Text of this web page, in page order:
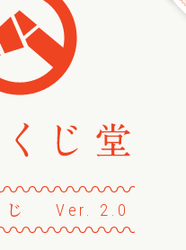
〰〰〰〰〰〰
Ver. 2.0
〰〰〰〰〰〰